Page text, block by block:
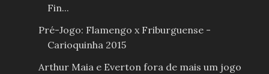
Fin...
Pré-Jogo: Flamengo x Friburguense -
Carioquinha 2015
Arthur Maia e Everton fora de mais um jogo